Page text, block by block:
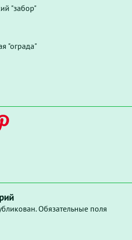
"забор"
"ограда"
Обязательные поля